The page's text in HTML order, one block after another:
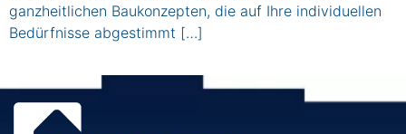
ganzheitlichen Baukonzepten, die auf Ihre individuellen
Bedürfnisse abgestimmt […]